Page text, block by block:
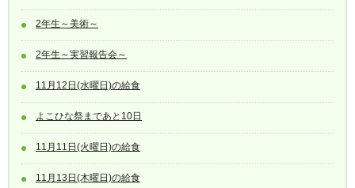
2年生～美術～
2年生～実習報告会～
11月12日(水曜日)の給食
よこひな祭まであと10日
11月11日(火曜日)の給食
11月13日(木曜日)の給食